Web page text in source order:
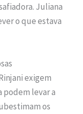
Juliana
o que estava
exigem
podem levar a
os